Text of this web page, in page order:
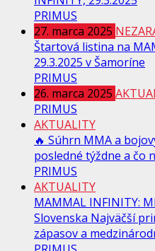
PRIMUS
27. marca 2025
Štartová listina na
29.3.2025 v Šamoríne
PRIMUS
26. marca 2025
PRIMUS
AKTUALITY
🔥 Súhrn MMA a
posledné týždne a čo
PRIMUS
AKTUALITY
MAMMAL INFINITY:
Slovenska Najväčší
zápasov a